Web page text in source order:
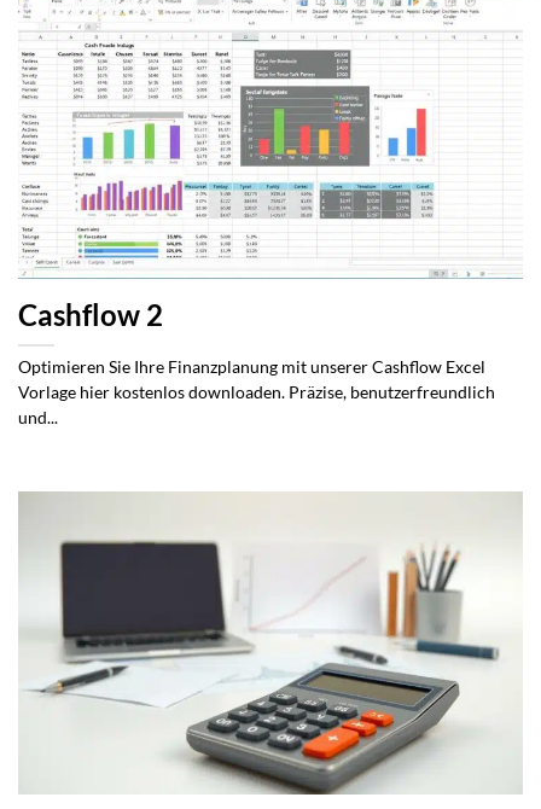
Cashflow 2
Optimieren Sie Ihre Finanzplanung mit unserer Cashflow Excel
Vorlage hier kostenlos downloaden. Präzise, benutzerfreundlich
und...